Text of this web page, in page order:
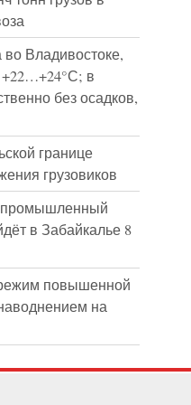
во Владивостоке,
+22…+24°С; в
без осадков,
границе
грузовиков
в Забайкалье 8
повышенной
на